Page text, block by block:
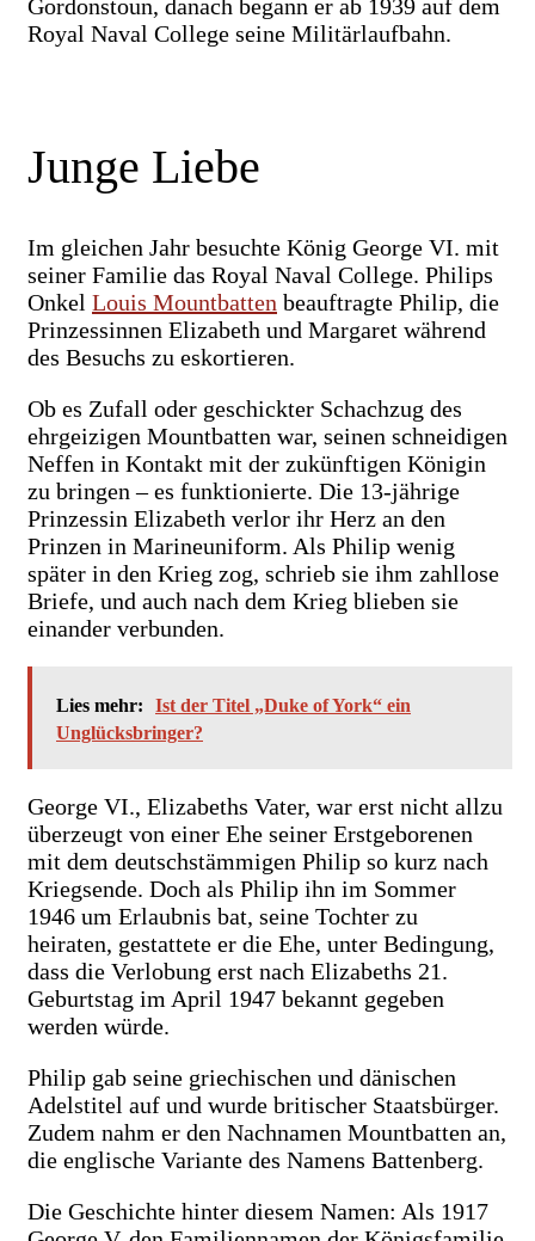
Gordonstoun, danach begann er ab 1939 auf dem
Royal Naval College seine Militärlaufbahn.
Junge Liebe
Im gleichen Jahr besuchte König George VI. mit
seiner Familie das Royal Naval College. Philips
Onkel Louis Mountbatten beauftragte Philip, die
Prinzessinnen Elizabeth und Margaret während
des Besuchs zu eskortieren.
Ob es Zufall oder geschickter Schachzug des
ehrgeizigen Mountbatten war, seinen schneidigen
Neffen in Kontakt mit der zukünftigen Königin
zu bringen – es funktionierte. Die 13-jährige
Prinzessin Elizabeth verlor ihr Herz an den
Prinzen in Marineuniform. Als Philip wenig
später in den Krieg zog, schrieb sie ihm zahllose
Briefe, und auch nach dem Krieg blieben sie
einander verbunden.
Lies mehr:
Ist der Titel „Duke of York“ ein
Unglücksbringer?
George VI., Elizabeths Vater, war erst nicht allzu
überzeugt von einer Ehe seiner Erstgeborenen
mit dem deutschstämmigen Philip so kurz nach
Kriegsende. Doch als Philip ihn im Sommer
1946 um Erlaubnis bat, seine Tochter zu
heiraten, gestattete er die Ehe, unter Bedingung,
dass die Verlobung erst nach Elizabeths 21.
Geburtstag im April 1947 bekannt gegeben
werden würde.
Philip gab seine griechischen und dänischen
Adelstitel auf und wurde britischer Staatsbürger.
Zudem nahm er den Nachnamen Mountbatten an,
die englische Variante des Namens Battenberg.
Die Geschichte hinter diesem Namen: Als 1917